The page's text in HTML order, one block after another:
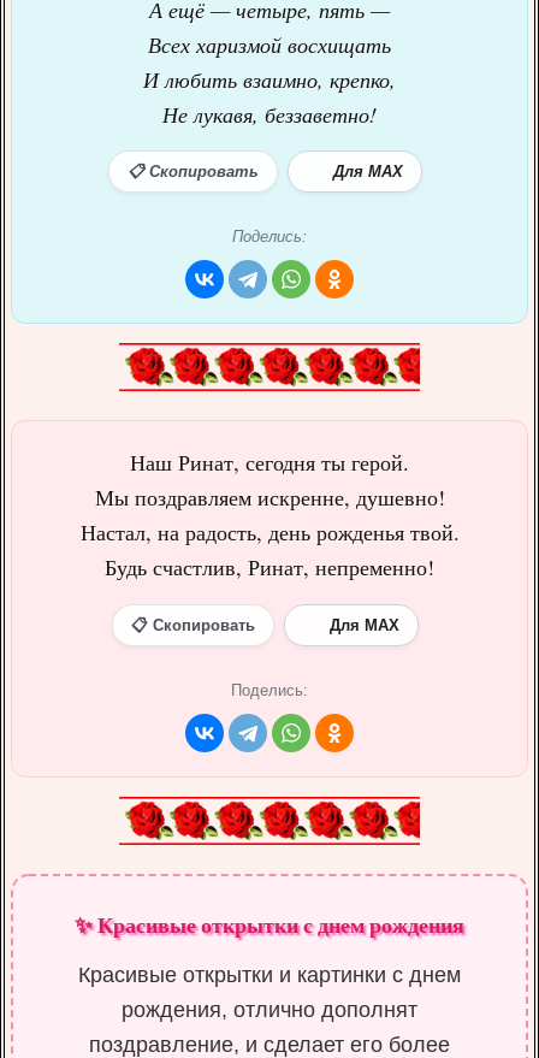
А ещё — четыре, пять —
Всех харизмой восхищать
И любить взаимно, крепко,
Не лукавя, беззаветно!
📋 Скопировать Для MAX
Поделись:
Наш Ринат, сегодня ты герой.
Мы поздравляем искренне, душевно!
Настал, на радость, день рожденья твой.
Будь счастлив, Ринат, непременно!
📋 Скопировать Для MAX
Поделись:
✨ Красивые открытки с днем рождения
Красивые открытки и картинки с днем
рождения, отлично дополнят
поздравление, и сделает его более